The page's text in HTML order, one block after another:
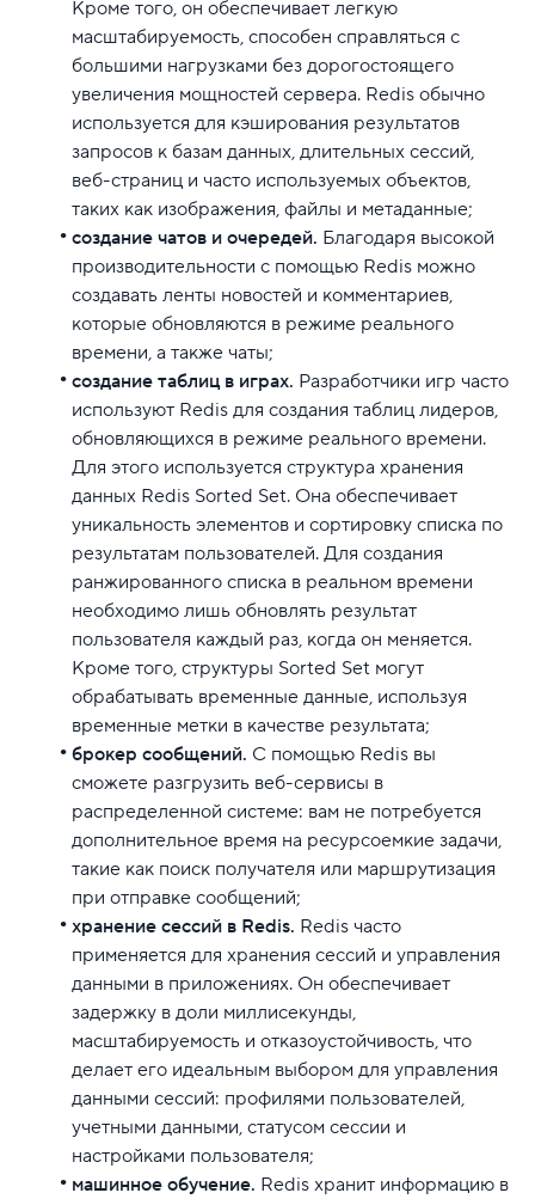
Кроме того, он обеспечивает легкую
масштабируемость, способен справляться с
большими нагрузками без дорогостоящего
увеличения мощностей сервера. Redis обычно
используется для кэширования результатов
запросов к базам данных, длительных сессий,
веб-страниц и часто используемых объектов,
таких как изображения, файлы и метаданные;
создание чатов и очередей. Благодаря высокой
производительности с помощью Redis можно
создавать ленты новостей и комментариев,
которые обновляются в режиме реального
времени, а также чаты;
создание таблиц в играх. Разработчики игр часто
используют Redis для создания таблиц лидеров,
обновляющихся в режиме реального времени.
Для этого используется структура хранения
данных Redis Sorted Set. Она обеспечивает
уникальность элементов и сортировку списка по
результатам пользователей. Для создания
ранжированного списка в реальном времени
необходимо лишь обновлять результат
пользователя каждый раз, когда он меняется.
Кроме того, структуры Sorted Set могут
обрабатывать временные данные, используя
временные метки в качестве результата;
брокер сообщений. С помощью Redis вы
сможете разгрузить веб-сервисы в
распределенной системе: вам не потребуется
дополнительное время на ресурсоемкие задачи,
такие как поиск получателя или маршрутизация
при отправке сообщений;
хранение сессий в Redis. Redis часто
применяется для хранения сессий и управления
данными в приложениях. Он обеспечивает
задержку в доли миллисекунды,
масштабируемость и отказоустойчивость, что
делает его идеальным выбором для управления
данными сессий: профилями пользователей,
учетными данными, статусом сессии и
настройками пользователя;
машинное обучение. Redis хранит информацию в